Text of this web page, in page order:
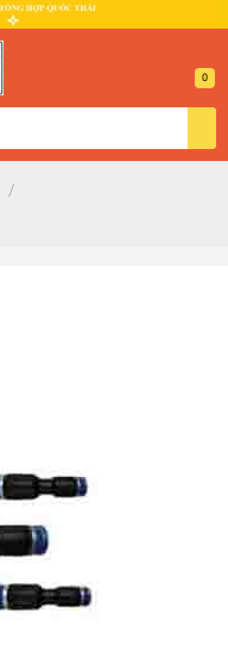
0
/